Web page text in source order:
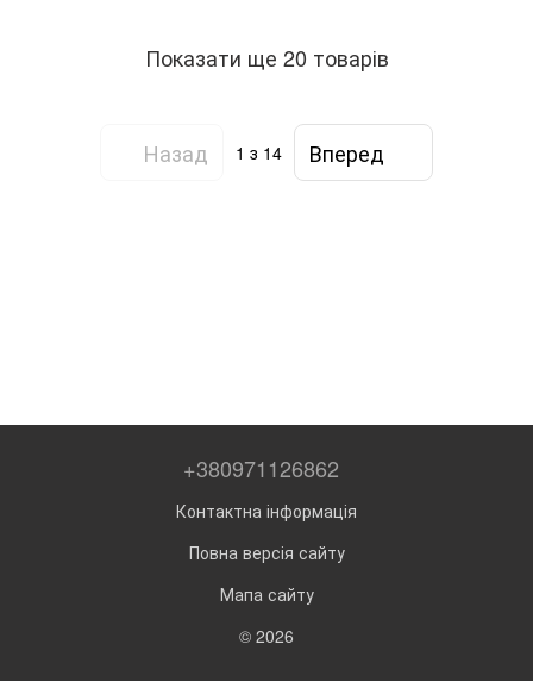
Показати ще 20 товарів
Назад 1 з 14 Вперед
+380971126862
Контактна інформація
Повна версія сайту
Мапа сайту
© 2026